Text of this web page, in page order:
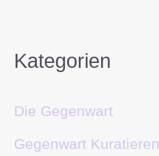
Kategorien
Die Gegenwart
Gegenwart Kuratieren